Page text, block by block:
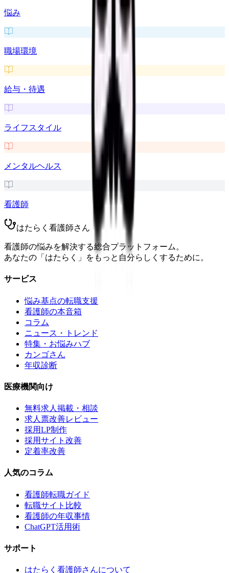
悩み
職場環境
給与・待遇
ライフスタイル
メンタルヘルス
看護師
はたらく看護師さん
看護師の悩みを解決する総合プラットフォーム。
あなたの「はたらく」をもっと自分らしくするために。
サービス
悩み基点の転職支援
看護師の本音箱
コラム
ニュース・トレンド
特集・お悩みハブ
カンゴさん
年収診断
医療機関向け
無料求人掲載・相談
求人票改善レビュー
採用LP制作
採用サイト改善
定着率改善
人気のコラム
看護師転職ガイド
転職サイト比較
看護師の年収事情
ChatGPT活用術
サポート
はたらく看護師さんについて